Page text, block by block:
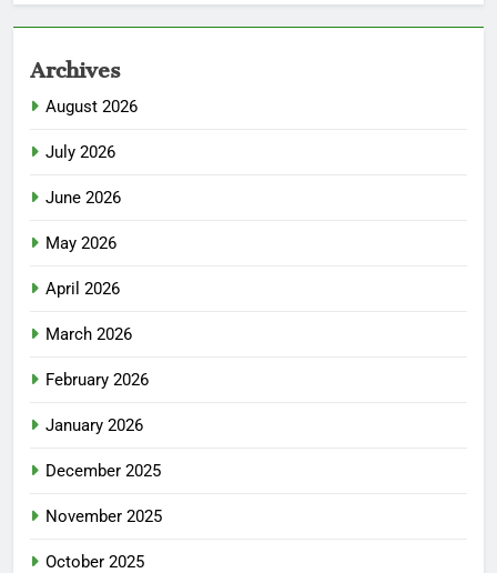
Archives
August 2026
July 2026
June 2026
May 2026
April 2026
March 2026
February 2026
January 2026
December 2025
November 2025
October 2025